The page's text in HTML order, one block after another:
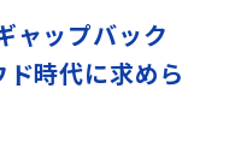
ャップバック
時代に求めら